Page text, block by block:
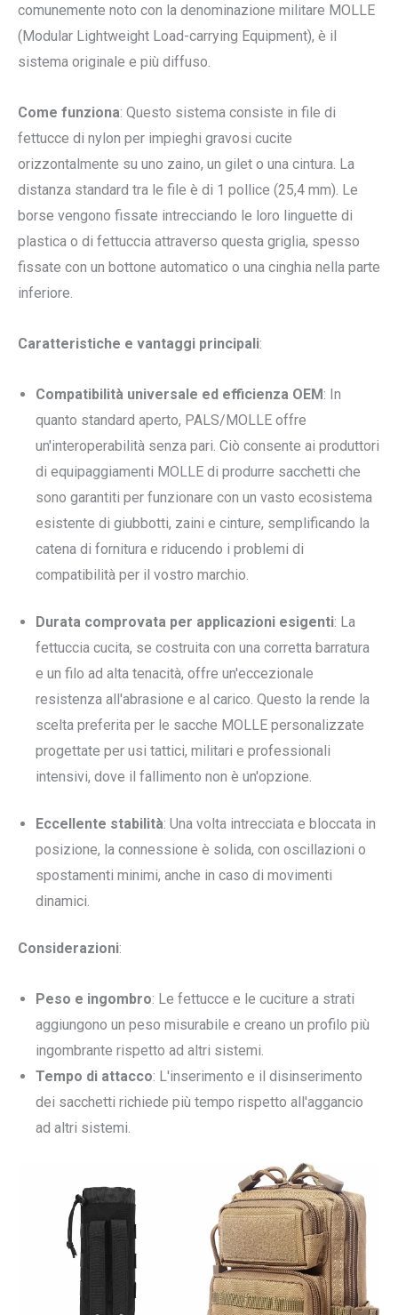
comunemente noto con la denominazione militare MOLLE
(Modular Lightweight Load-carrying Equipment), è il
sistema originale e più diffuso.
Come funziona: Questo sistema consiste in file di
fettucce di nylon per impieghi gravosi cucite
orizzontalmente su uno zaino, un gilet o una cintura. La
distanza standard tra le file è di 1 pollice (25,4 mm). Le
borse vengono fissate intrecciando le loro linguette di
plastica o di fettuccia attraverso questa griglia, spesso
fissate con un bottone automatico o una cinghia nella parte
inferiore.
Caratteristiche e vantaggi principali:
Compatibilità universale ed efficienza OEM: In
quanto standard aperto, PALS/MOLLE offre
un'interoperabilità senza pari. Ciò consente ai produttori
di equipaggiamenti MOLLE di produrre sacchetti che
sono garantiti per funzionare con un vasto ecosistema
esistente di giubbotti, zaini e cinture, semplificando la
catena di fornitura e riducendo i problemi di
compatibilità per il vostro marchio.
Durata comprovata per applicazioni esigenti: La
fettuccia cucita, se costruita con una corretta barratura
e un filo ad alta tenacità, offre un'eccezionale
resistenza all'abrasione e al carico. Questo la rende la
scelta preferita per le sacche MOLLE personalizzate
progettate per usi tattici, militari e professionali
intensivi, dove il fallimento non è un'opzione.
Eccellente stabilità: Una volta intrecciata e bloccata in
posizione, la connessione è solida, con oscillazioni o
spostamenti minimi, anche in caso di movimenti
dinamici.
Considerazioni:
Peso e ingombro: Le fettucce e le cuciture a strati
aggiungono un peso misurabile e creano un profilo più
ingombrante rispetto ad altri sistemi.
Tempo di attacco: L'inserimento e il disinserimento
dei sacchetti richiede più tempo rispetto all'aggancio
ad altri sistemi.